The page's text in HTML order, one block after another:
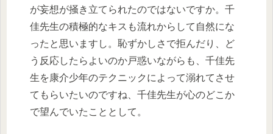
が妄想が掻き立てられたのではないですか。千
佳先生の積極的なキスも流れからして自然にな
ったと思いますし。恥ずかしさで拒んだり、ど
う反応したらよいのか戸惑いながらも、千佳先
生を康介少年のテクニックによって溺れてさせ
てもらいたいのですね、千佳先生が心のどこか
で望んでいたこととして。